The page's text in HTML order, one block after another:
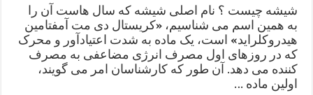
شیشه چیست ؟ نام اصلی شیشه که سال هاست آن را
به همین اسم می شناسیم، «کریستال دی مت آمفتامین
هیدروکلراید» است، یک ماده به شدت اعتیادآور و محرک
که در روزهای اول مصرف انرژی مضاعفی به مصرف
کننده می دهد. آن طور که کارشناسان امر می گویند،
اولین ماده …